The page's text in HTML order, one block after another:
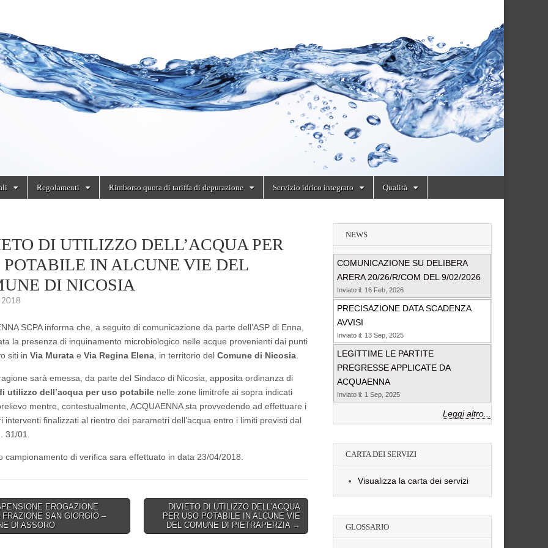
Regolamenti Rimborso quota di tariffa di depurazione Servizio idrico integrato Qualità
DI UTILIZZO DELL’ACQUA PER
POTABILE IN ALCUNE VIE DEL
DI NICOSIA
2018
SCPA informa che, a seguito di comunicazione da parte dell’ASP di Enna,
la presenza di inquinamento microbiologico nelle acque provenienti dai punti
siti in Via Murata e Via Regina Elena , in territorio del Comune di Nicosia
sarà emessa, da parte del Sindaco di Nicosia, apposita ordinanza di
utilizzo dell’acqua per uso potabile nelle zone limitrofe ai sopra indicati
mentre, contestualmente, ACQUAENNA sta provvedendo ad effettuare i
interventi finalizzati al rientro dei parametri dell’acqua entro i limiti previsti dal
31/01.
campionamento di verifica sara effettuato in data 23/04/2018.
EROGAZIONE
FRAZIONE SAN GIORGIO –
DI ASSORO
DIVIETO DI UTILIZZO DELL’ACQUA
PER USO POTABILE IN ALCUNE VIE
DEL COMUNE DI PIETRAPERZIA →
NEWS
COMUNICAZIONE SU DELIBERA
ARERA 20/26/R/COM DEL 9/02/2026
Inviato il: 16 Feb, 2026
PRECISAZIONE DATA SCADENZA
AVVISI
Inviato il: 13 Sep, 2025
LEGITTIME LE PARTITE
PREGRESSE APPLICATE DA
ACQUAENNA
Inviato il: 1 Sep, 2025
Leggi altro...
CARTA DEI SERVIZI
Visualizza la carta dei servizi
GLOSSARIO